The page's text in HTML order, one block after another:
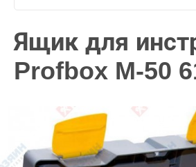
Ящик для
Profbox M-50